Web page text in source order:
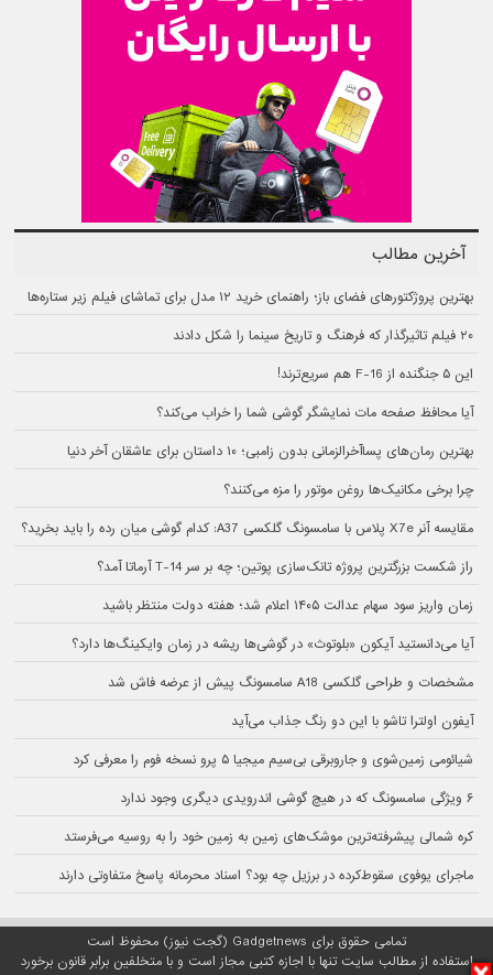
آخرین مطالب
بهترین پروژکتورهای فضای باز؛ راهنمای خرید ۱۲ مدل برای تماشای فیلم زیر ستاره‌ها
۲۰ فیلم تاثیرگذار که فرهنگ و تاریخ سینما را شکل دادند
این ۵ جنگنده از F-16 هم سریع‌ترند!
آیا محافظ صفحه مات نمایشگر گوشی شما را خراب می‌کند؟
بهترین رمان‌های پسا‌آخرالزمانی بدون زامبی؛ ۱۰ داستان برای عاشقان آخر دنیا
چرا برخی مکانیک‌ها روغن موتور را مزه می‌کنند؟
مقایسه آنر X7e پلاس با سامسونگ گلکسی A37: کدام گوشی میان رده را باید بخرید؟
راز شکست بزرگترین پروژه تانک‌سازی پوتین؛ چه بر سر T-14 آرماتا آمد؟
زمان واریز سود سهام عدالت ۱۴۰۵ اعلام شد؛ هفته دولت منتظر باشید
آیا می‌دانستید آیکون «بلوتوث» در گوشی‌ها ریشه در زمان وایکینگ‌ها دارد؟
مشخصات و طراحی گلکسی A18 سامسونگ پیش از عرضه فاش شد
آیفون اولترا تاشو با این دو رنگ جذاب می‌آید
شیائومی زمین‌شوی و جاروبرقی بی‌سیم میجیا ۵ پرو نسخه فوم را معرفی کرد
۶ ویژگی سامسونگ که در هیچ گوشی اندرویدی دیگری وجود ندارد
کره شمالی پیشرفته‌ترین موشک‌های زمین به زمین خود را به روسیه می‌فرستد
ماجرای یوفوی سقوط‌کرده در برزیل چه بود؟ اسناد محرمانه پاسخ متفاوتی دارند
تمامی حقوق برای Gadgetnews (گجت نیوز) محفوظ است
استفاده از مطالب سایت تنها با اجازه کتبی مجاز است و با متخلفین برابر قانون برخورد